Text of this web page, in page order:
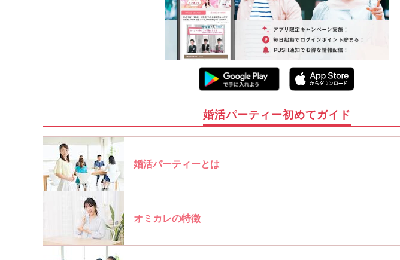
婚活パーティー初めてガイド
婚活パーティーとは
オミカレの特徴